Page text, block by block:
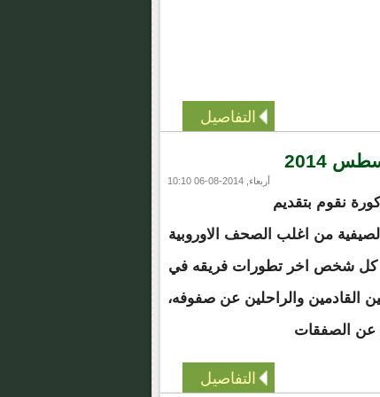
التفاصيل
أربعاء, 2014-08-06 10:10
نقوم بتقديم
من اغلب الصحف الاوروبية
كل شخص اخر تطورات فريقه في
القادمين والراحلين عن صفوفه،
عن الصفقات
التفاصيل